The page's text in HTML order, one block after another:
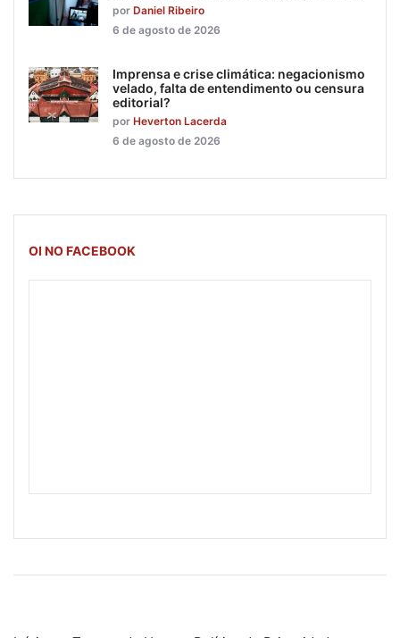
por Daniel Ribeiro
6 de agosto de 2026
Imprensa e crise climática: negacionismo
velado, falta de entendimento ou censura
editorial?
por Heverton Lacerda
6 de agosto de 2026
OI NO FACEBOOK